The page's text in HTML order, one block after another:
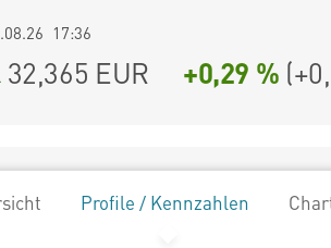
17:36
32,365 EUR +0,29 % (
Profile / Kennzahlen